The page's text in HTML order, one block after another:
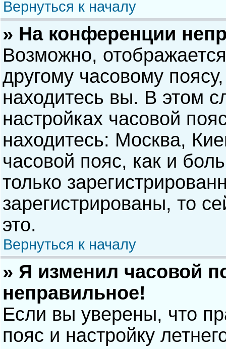
Вернуться к началу
» На конференции
Возможно,
другому часовому
находитесь вы. В этом
настройках часовой
находитесь: Москва,
часовой пояс, как и
только
зарегистрированы, то
это.
Вернуться к началу
» Я изменил часовой
неправильное!
Если вы уверены, что
пояс и настройку